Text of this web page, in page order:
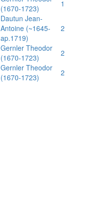
(1670-1723)
1
Dautun Jean-
Antoine (~1645-
ap.1719)
2
Gernler Theodor
(1670-1723)
2
Gernler Theodor
(1670-1723)
2